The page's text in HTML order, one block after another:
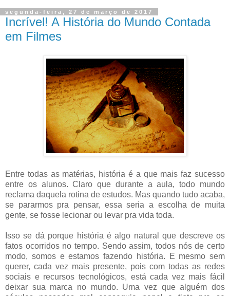
segunda-feira, 27 de março de 2017
Incrível! A História do Mundo Contada
em Filmes
Entre todas as matérias, história é a que mais faz sucesso
entre os alunos. Claro que durante a aula, todo mundo
reclama daquela rotina de estudos. Mas quando tudo acaba,
se pararmos pra pensar, essa seria a escolha de muita
gente, se fosse lecionar ou levar pra vida toda.
Isso se dá porque história é algo natural que descreve os
fatos ocorridos no tempo. Sendo assim, todos nós de certo
modo, somos e estamos fazendo história. E mesmo sem
querer, cada vez mais presente, pois com todas as redes
sociais e recursos tecnológicos, está cada vez mais fácil
deixar sua marca no mundo. Uma vez que alguém dos